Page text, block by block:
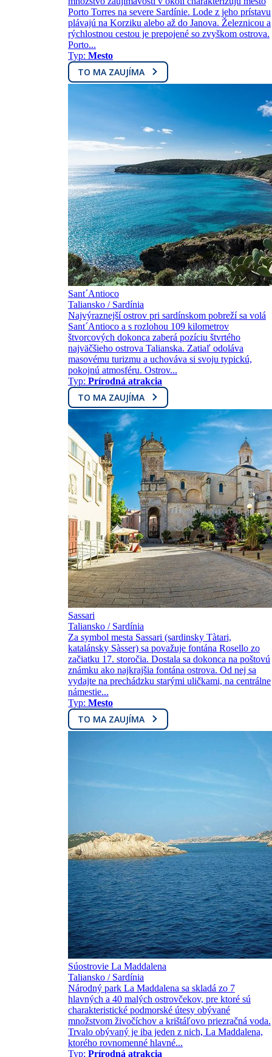
Porto Torres na severe Sardínie. Lode z jeho prístavu
plávajú na Korziku alebo až do Janova. Železnicou a
rýchlostnou cestou je prepojené so zvyškom ostrova.
Porto...
Typ: Mesto
TO MA ZAUJÍMA
Sant´Antioco
Taliansko / Sardínia
Najvýraznejší ostrov pri sardínskom pobreží sa volá
Sant´Antioco a s rozlohou 109 kilometrov
štvorcových dokonca zaberá pozíciu štvrtého
najväčšieho ostrova Talianska. Zatiaľ odoláva
masovému turizmu a uchováva si svoju typickú,
pokojnú atmosféru. Ostrov...
Typ: Prírodná atrakcia
TO MA ZAUJÍMA
Sassari
Taliansko / Sardínia
Za symbol mesta Sassari (sardinsky Tàtari,
katalánsky Sàsser) sa považuje fontána Rosello zo
začiatku 17. storočia. Dostala sa dokonca na poštovú
známku ako najkrajšia fontána ostrova. Od nej sa
vydajte na prechádzku starými uličkami, na centrálne
námestie...
Typ: Mesto
TO MA ZAUJÍMA
Súostrovie La Maddalena
Taliansko / Sardínia
Národný park La Maddalena sa skladá zo 7
hlavných a 40 malých ostrovčekov, pre ktoré sú
charakteristické podmorské útesy obývané
množstvom živočíchov a krištáľovo priezračná voda.
Trvalo obývaný je iba jeden z nich, La Maddalena,
ktorého rovnomenné hlavné...
Typ: Prírodná atrakcia